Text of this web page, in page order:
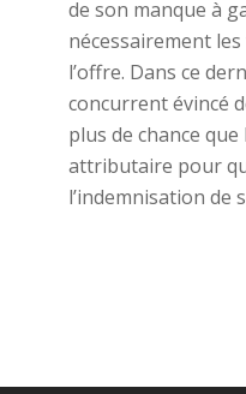
de son manque à
nécessairement
l’offre. Dans ce
concurrent évincé
plus de chance
attributaire pour
l’indemnisation de